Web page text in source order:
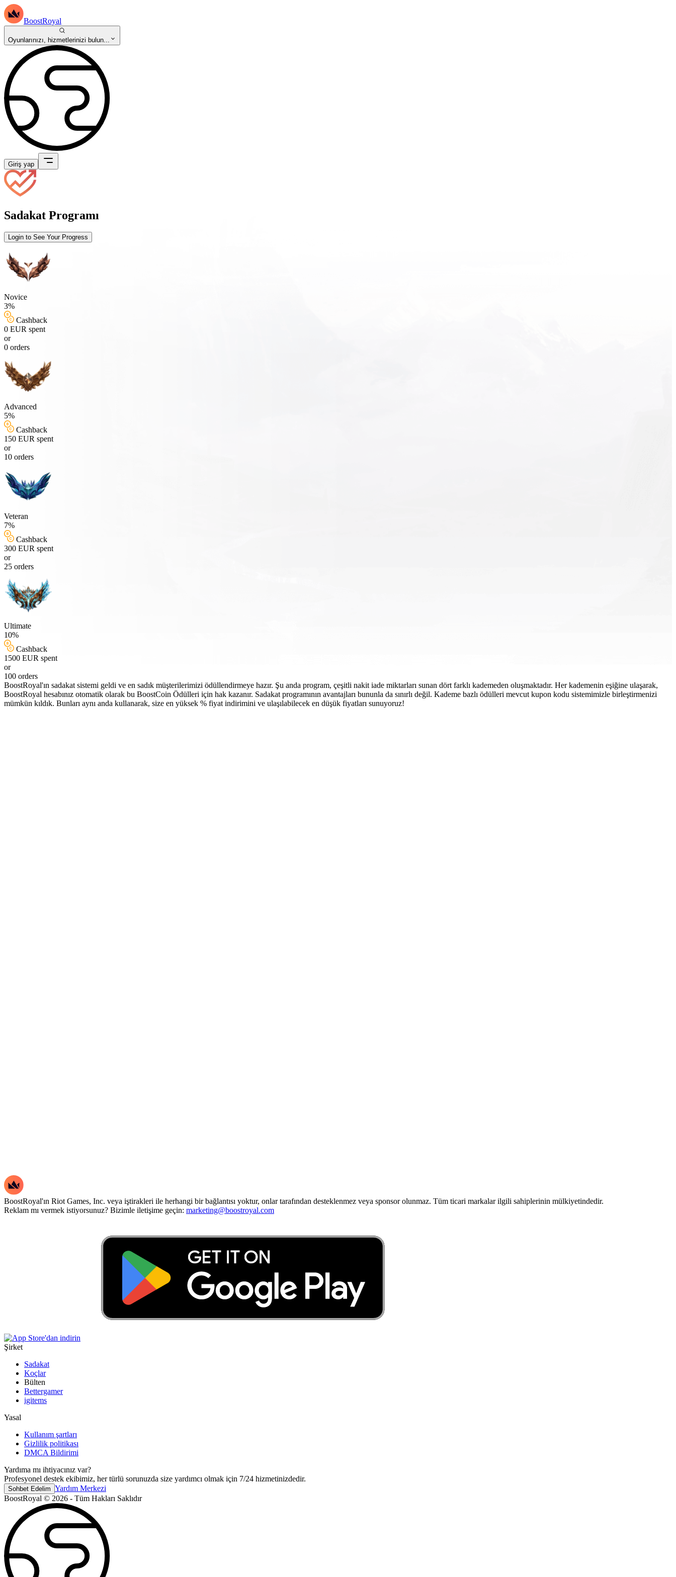
BoostRoyal
Oyunlarınızı, hizmetlerinizi bulun...
Giriş yap
Sadakat Programı
Login to See Your Progress
Novice
3%
Cashback
0 EUR spent
or
0 orders
Advanced
5%
Cashback
150 EUR spent
or
10 orders
Veteran
7%
Cashback
300 EUR spent
or
25 orders
Ultimate
10%
Cashback
1500 EUR spent
or
100 orders
BoostRoyal'ın sadakat sistemi geldi ve en sadık müşterilerimizi ödüllendirmeye hazır. Şu anda program, çeşitli nakit iade miktarları sunan dört farklı kademeden oluşmaktadır. Her kademenin eşiğine ulaşarak,
BoostRoyal hesabınız otomatik olarak bu BoostCoin Ödülleri için hak kazanır. Sadakat programının avantajları bununla da sınırlı değil. Kademe bazlı ödülleri mevcut kupon kodu sistemimizle birleştirmenizi
mümkün kıldık. Bunları aynı anda kullanarak, size en yüksek % fiyat indirimini ve ulaşılabilecek en düşük fiyatları sunuyoruz!
BoostRoyal'ın Riot Games, Inc. veya iştirakleri ile herhangi bir bağlantısı yoktur, onlar tarafından desteklenmez veya sponsor olunmaz. Tüm ticari markalar ilgili sahiplerinin mülkiyetindedir.
Reklam mı vermek istiyorsunuz? Bizimle iletişime geçin: marketing@boostroyal.com
Şirket
Sadakat
Koçlar
Bülten
Bettergamer
igitems
Yasal
Kullanım şartları
Gizlilik politikası
DMCA Bildirimi
Yardıma mı ihtiyacınız var?
Profesyonel destek ekibimiz, her türlü sorunuzda size yardımcı olmak için 7/24 hizmetinizdedir.
Sohbet Edelim Yardım Merkezi
BoostRoyal © 2026 - Tüm Hakları Saklıdır